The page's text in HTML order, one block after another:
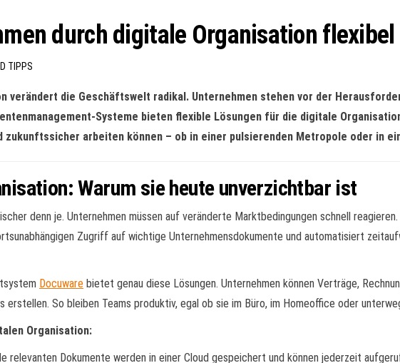
durch digitale Organisation
TIPPS
verändert die Geschäftswelt radikal. Unternehmen stehen vor der
Systeme bieten flexible Lösungen für die digitale
zukunftssicher arbeiten können – ob in einer pulsierenden Metropole oder in
Warum sie heute unverzichtbar ist
denn je. Unternehmen müssen auf veränderte Marktbedingungen schnell
Zugriff auf wichtige Unternehmensdokumente und automatisiert
Docuware bietet genau diese Lösungen. Unternehmen können Verträge,
erstellen. So bleiben Teams produktiv, egal ob sie im Büro, im Homeoffice oder
Organisation:
relevanten Dokumente werden in einer Cloud gespeichert und können jederzeit